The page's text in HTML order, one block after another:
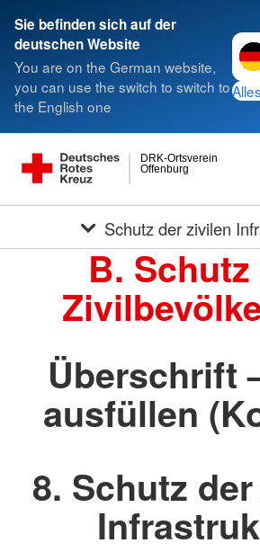
Sie befinden sich auf der
deutschen Website
You are on the German website,
you can use the switch to switch to
the English one
Offenburg
DRK-Ortsverein
Schutz der zivilen
B.
Überschrift
ausfüllen
8. Schutz